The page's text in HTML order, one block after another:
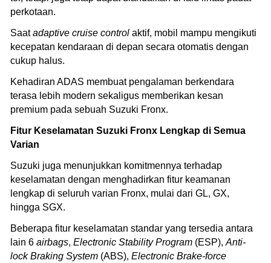
perkotaan.
Saatadaptive cruise control aktif, mobil mampu mengikuti
kecepatan kendaraan di depan secara otomatis dengan
cukup halus.
Kehadiran ADAS membuat pengalaman berkendara
terasa lebih modern sekaligus memberikan kesan
premium pada sebuah Suzuki Fronx.
Fitur Keselamatan Suzuki Fronx Lengkap di Semua
Varian
Suzuki juga menunjukkan komitmennya terhadap
keselamatan dengan menghadirkan fitur keamanan
lengkap di seluruh varian Fronx, mulai dari GL, GX,
hingga SGX.
Beberapa fitur keselamatan standar yang tersedia antara
lain 6 airbags, Electronic Stability Program (ESP), Anti-
lock Braking System (ABS), Electronic Brake-force